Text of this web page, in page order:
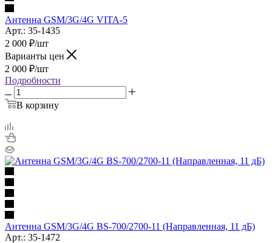
Антенна GSM/3G/4G VITA-5
Арт.: 35-1435
2 000 ₽/шт
Варианты цен
2 000 ₽/шт
Подробности
В корзину
Антенна GSM/3G/4G BS-700/2700-11 (Направленная, 11 дБ)
Арт.: 35-1472